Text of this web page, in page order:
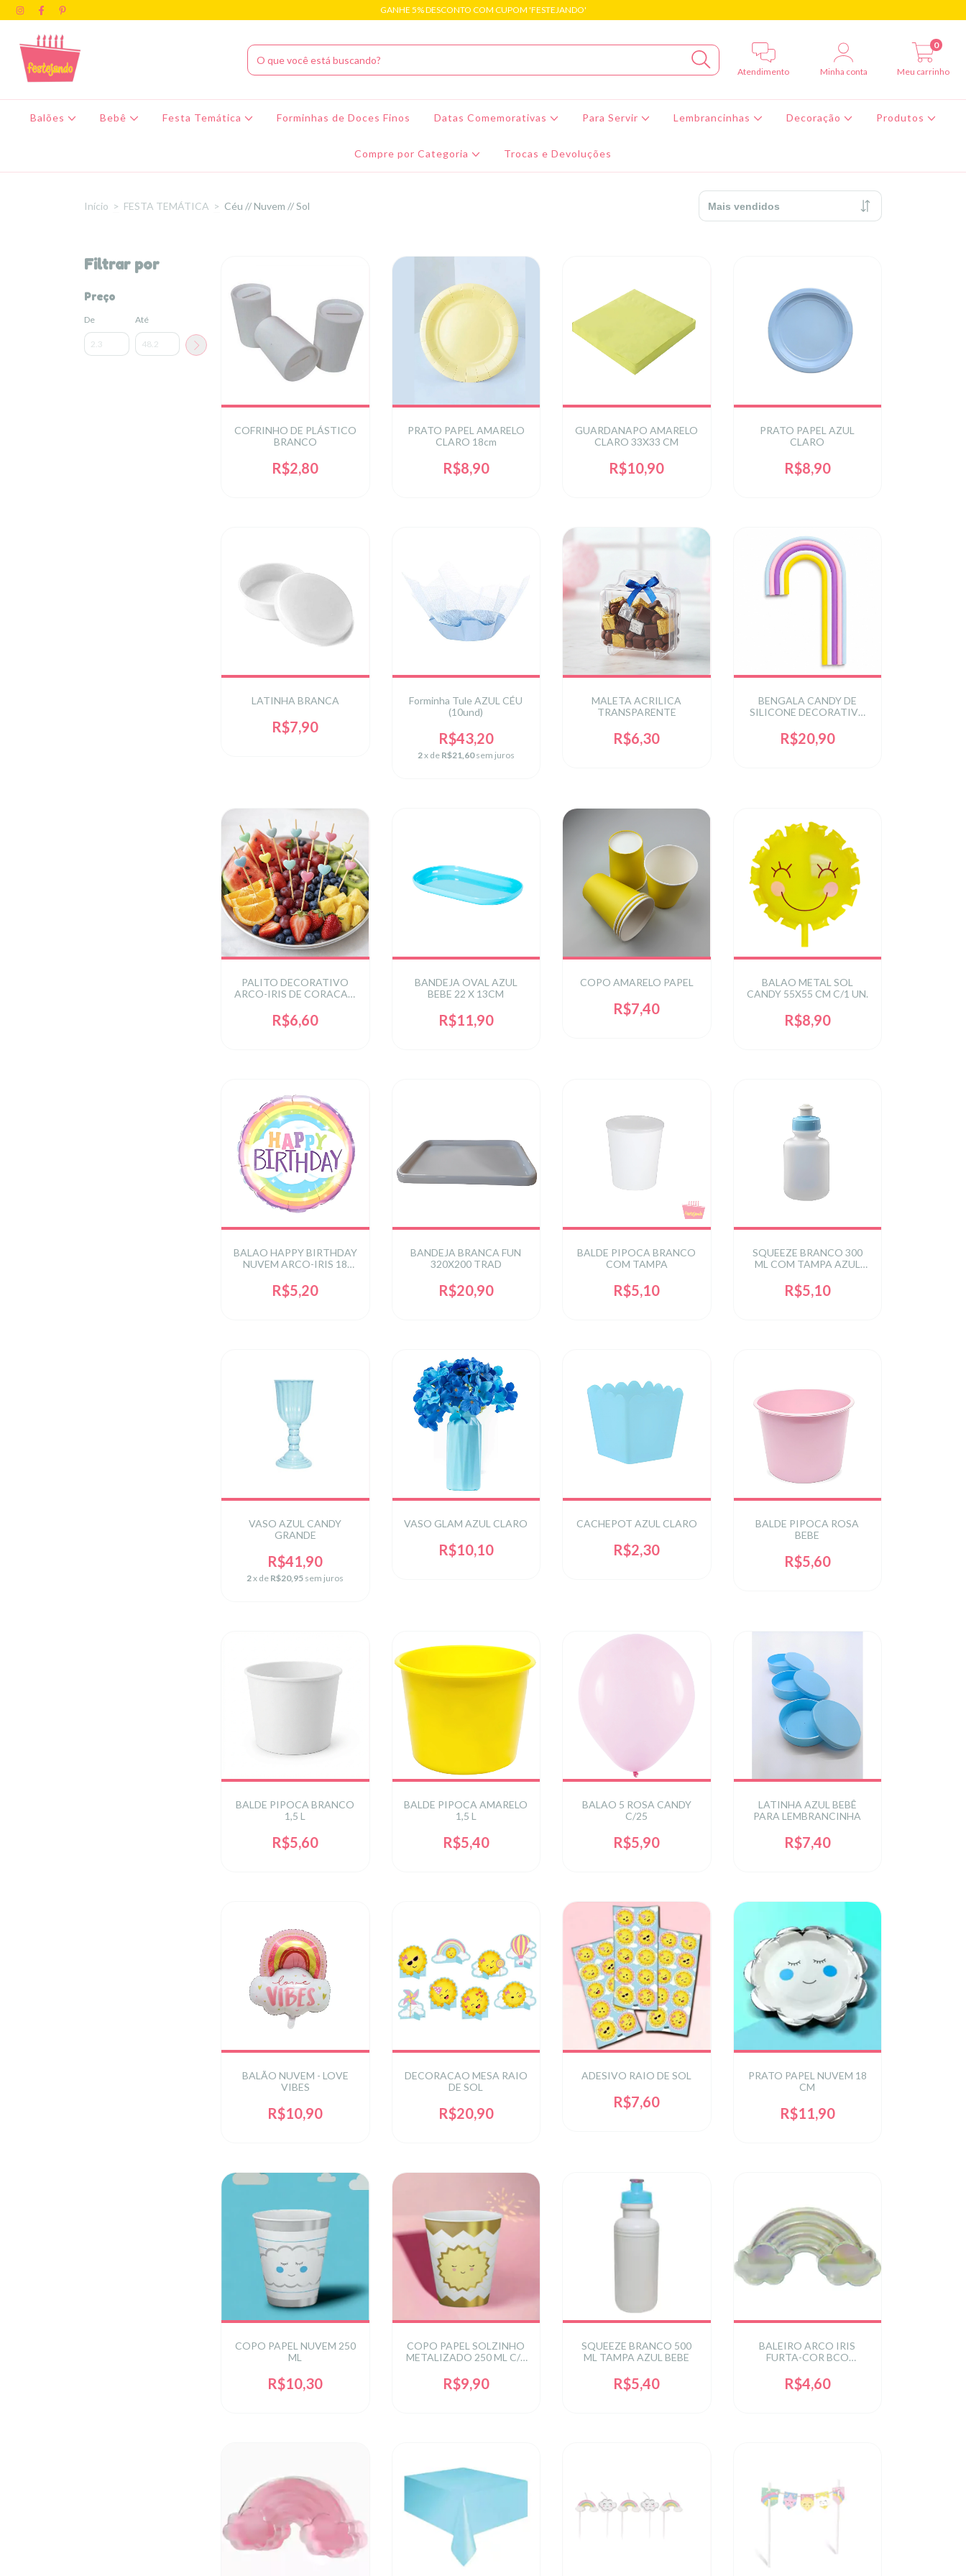
GANHE 5% DESCONTO COM CUPOM 'FESTEJANDO'
Atendimento Minha conta Meu carrinho
0
Balões Bebê Festa Temática Forminhas de Doces Finos Datas Comemorativas Para Servir Lembrancinhas Decoração Produtos
Compre por Categoria Trocas e Devoluções
Início > FESTA TEMÁTICA > Céu // Nuvem // Sol
Filtrar por
Preço
De Até
COFRINHO DE PLÁSTICO
BRANCO
R$2,80
PRATO PAPEL AMARELO
CLARO 18cm
R$8,90
GUARDANAPO AMARELO
CLARO 33X33 CM
R$10,90
PRATO PAPEL AZUL
CLARO
R$8,90
LATINHA BRANCA
R$7,90
Forminha Tule AZUL CÉU
(10und)
R$43,20
2x de R$21,60 sem juros
MALETA ACRILICA
TRANSPARENTE
R$6,30
BENGALA CANDY DE
SILICONE DECORATIVA
COLORIDO
R$20,90
PALITO DECORATIVO
ARCO-IRIS DE CORACAO
R$6,60
BANDEJA OVAL AZUL
BEBE 22 X 13CM
R$11,90
COPO AMARELO PAPEL
R$7,40
BALAO METAL SOL
CANDY 55X55 CM C/1 UN.
R$8,90
BALAO HAPPY BIRTHDAY
NUVEM ARCO-IRIS 18
R$5,20
BANDEJA BRANCA FUN
320X200 TRAD
R$20,90
BALDE PIPOCA BRANCO
COM TAMPA
R$5,10
SQUEEZE BRANCO 300
ML COM TAMPA AZUL
R$5,10
VASO AZUL CANDY
GRANDE
R$41,90
2x de R$20,95 sem juros
VASO GLAM AZUL CLARO
R$10,10
CACHEPOT AZUL CLARO
R$2,30
BALDE PIPOCA ROSA
BEBE
R$5,60
BALDE PIPOCA BRANCO
1,5 L
R$5,60
BALDE PIPOCA AMARELO
1,5 L
R$5,40
BALAO 5 ROSA CANDY
C/25
R$5,90
LATINHA AZUL BEBÊ
PARA LEMBRANCINHA
R$7,40
BALÃO NUVEM - LOVE
VIBES
R$10,90
DECORACAO MESA RAIO
DE SOL
R$20,90
ADESIVO RAIO DE SOL
R$7,60
PRATO PAPEL NUVEM 18
CM
R$11,90
COPO PAPEL NUVEM 250
ML
R$10,30
COPO PAPEL SOLZINHO
METALIZADO 250 ML C/8
R$9,90
SQUEEZE BRANCO 500
ML TAMPA AZUL BEBE
R$5,40
BALEIRO ARCO IRIS
FURTA-COR BCO
R$4,60